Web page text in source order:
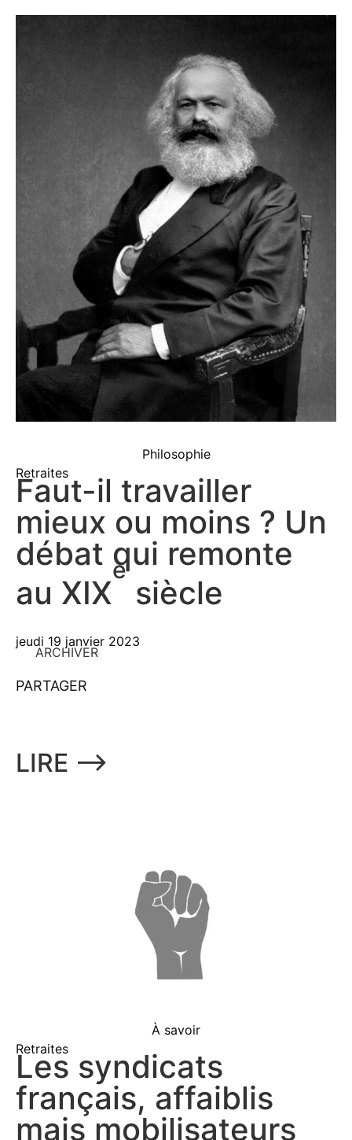
Philosophie
Retraites
Faut-il travailler
mieux ou moins ? Un
débat qui remonte
au XIX
e
siècle
jeudi 19 janvier 2023
ARCHIVER
PARTAGER
LIRE ⟶
À savoir
Retraites
Les syndicats
français, affaiblis
mais mobilisateurs